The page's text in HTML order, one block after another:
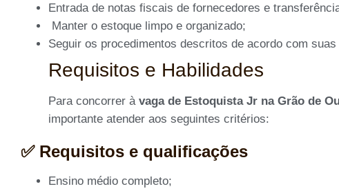
Entrada de notas fiscais de fornecedores e
Manter o estoque limpo e organizado;
Seguir os procedimentos descritos de acordo com
Requisitos e Habilidades
Para concorrer à vaga de Estoquista Jr na Grão de
importante atender aos seguintes critérios:
✅ Requisitos e qualificações
Ensino médio completo;